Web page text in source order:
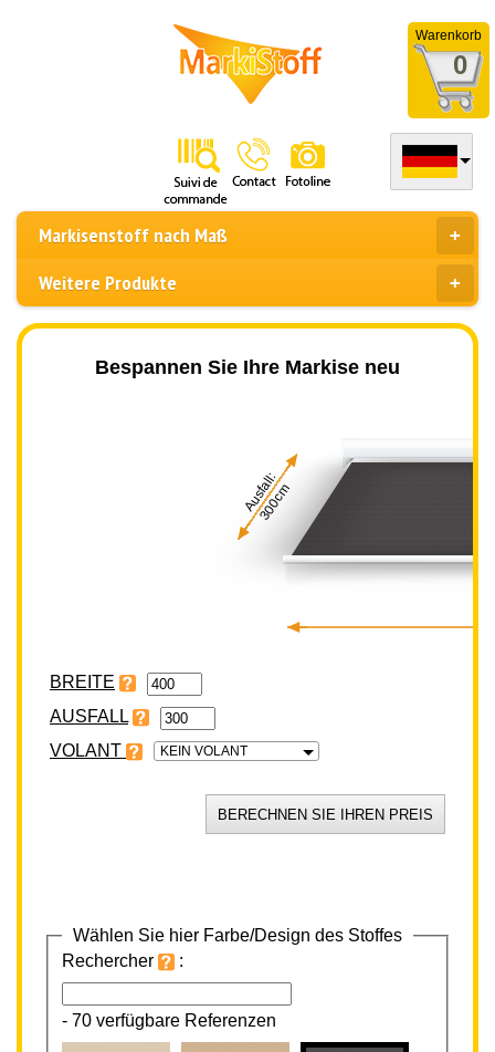
Warenkorb
0
Markisenstoff nach Maß
Weitere Produkte
Bespannen Sie Ihre Markise neu
Ausfall:
300cm
BREITE
VOLANT KEIN VOLANT
Wählen Sie hier Farbe/Design des Stoffes
Rechercher
:
- 70 verfügbare Referenzen